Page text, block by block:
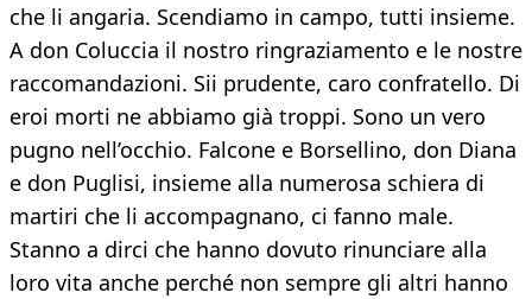
che li angaria. Scendiamo in campo, tutti insieme.
A don Coluccia il nostro ringraziamento e le nostre
raccomandazioni. Sii prudente, caro confratello. Di
eroi morti ne abbiamo già troppi. Sono un vero
pugno nell’occhio. Falcone e Borsellino, don Diana
e don Puglisi, insieme alla numerosa schiera di
martiri che li accompagnano, ci fanno male.
Stanno a dirci che hanno dovuto rinunciare alla
loro vita anche perché non sempre gli altri hanno